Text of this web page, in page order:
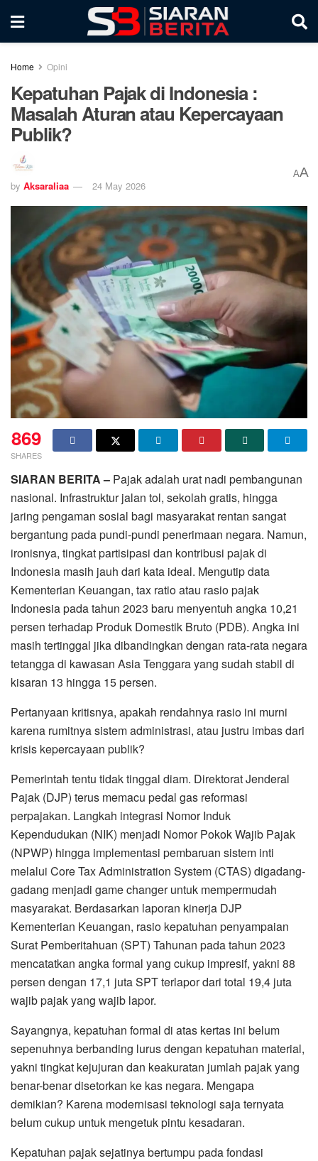
Home Opini
Kepatuhan Pajak di Indonesia :
Masalah Aturan atau Kepercayaan
Publik?
by Aksaraliaa 24 May 2026
AA
869
SHARES
SIARAN BERITA – Pajak adalah urat nadi pembangunan
nasional. Infrastruktur jalan tol, sekolah gratis, hingga
jaring pengaman sosial bagi masyarakat rentan sangat
bergantung pada pundi-pundi penerimaan negara. Namun,
ironisnya, tingkat partisipasi dan kontribusi pajak di
Indonesia masih jauh dari kata ideal. Mengutip data
Kementerian Keuangan, tax ratio atau rasio pajak
Indonesia pada tahun 2023 baru menyentuh angka 10,21
persen terhadap Produk Domestik Bruto (PDB). Angka ini
masih tertinggal jika dibandingkan dengan rata-rata negara
tetangga di kawasan Asia Tenggara yang sudah stabil di
kisaran 13 hingga 15 persen.
​Pertanyaan kritisnya, apakah rendahnya rasio ini murni
karena rumitnya sistem administrasi, atau justru imbas dari
krisis kepercayaan publik?
​Pemerintah tentu tidak tinggal diam. Direktorat Jenderal
Pajak (DJP) terus memacu pedal gas reformasi
perpajakan. Langkah integrasi Nomor Induk
Kependudukan (NIK) menjadi Nomor Pokok Wajib Pajak
(NPWP) hingga implementasi pembaruan sistem inti
melalui Core Tax Administration System (CTAS) digadang-
gadang menjadi game changer untuk mempermudah
masyarakat. Berdasarkan laporan kinerja DJP
Kementerian Keuangan, rasio kepatuhan penyampaian
Surat Pemberitahuan (SPT) Tahunan pada tahun 2023
mencatatkan angka formal yang cukup impresif, yakni 88
persen dengan 17,1 juta SPT terlapor dari total 19,4 juta
wajib pajak yang wajib lapor.
​Sayangnya, kepatuhan formal di atas kertas ini belum
sepenuhnya berbanding lurus dengan kepatuhan material,
yakni tingkat kejujuran dan keakuratan jumlah pajak yang
benar-benar disetorkan ke kas negara. Mengapa
demikian? Karena modernisasi teknologi saja ternyata
belum cukup untuk mengetuk pintu kesadaran.
​Kepatuhan pajak sejatinya bertumpu pada fondasi